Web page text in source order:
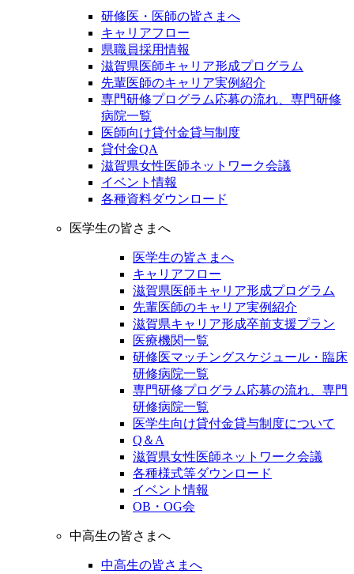
研修医・医師の皆さまへ
キャリアフロー
県職員採用情報
滋賀県医師キャリア形成プログラム
先輩医師のキャリア実例紹介
専門研修プログラム応募の流れ、専門研修
病院一覧
医師向け貸付金貸与制度
貸付金QA
滋賀県女性医師ネットワーク会議
イベント情報
各種資料ダウンロード
医学生の皆さまへ
医学生の皆さまへ
キャリアフロー
滋賀県医師キャリア形成プログラム
先輩医師のキャリア実例紹介
滋賀県キャリア形成卒前支援プラン
医療機関一覧
研修医マッチングスケジュール・臨床
研修病院一覧
専門研修プログラム応募の流れ、専門
研修病院一覧
医学生向け貸付金貸与制度について
Q＆A
滋賀県女性医師ネットワーク会議
各種様式等ダウンロード
イベント情報
OB・OG会
中高生の皆さまへ
中高生の皆さまへ